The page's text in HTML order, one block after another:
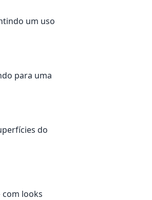
um uso
para uma
do
com looks